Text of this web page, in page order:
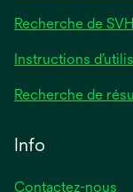
Recherche de
Instructions
Recherche de
Info
Contactez-nous